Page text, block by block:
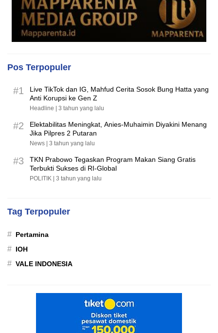
Pos Terpopuler
#1
Live TikTok dan IG, Mahfud Cerita Sosok Bung Hatta yang
Anti Korupsi ke Gen Z
Headline | 3 tahun yang lalu
#2
Elektabilitas Meningkat, Anies-Muhaimin Diyakini Menang
Jika Pilpres 2 Putaran
News | 3 tahun yang lalu
#3
TKN Prabowo Tegaskan Program Makan Siang Gratis
Terbukti Sukses di RI-Global
POLITIK | 3 tahun yang lalu
Tag Terpopuler
# Pertamina
# IOH
# VALE INDONESIA